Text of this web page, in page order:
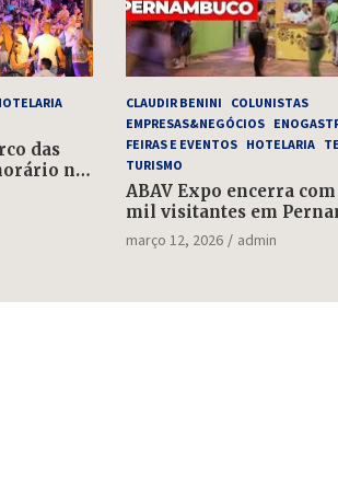
das
no
CLAUDIR BENINI
COLUNISTAS
EMPRESAS&NEGÓCIOS
FEIRAS E EVENTOS HOTELARIA
TURISMO
ABAV Expo encerra
mil visitantes em
março 12, 2026 admin